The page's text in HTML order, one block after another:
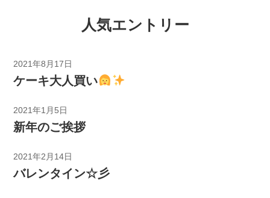
人気エントリー
2021年8月17日
ケーキ大人買い
2021年1月5日
新年のご挨拶
2021年2月14日
バレンタイン☆彡